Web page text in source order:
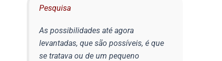
Pesquisa
As possibilidades até agora
levantadas, que são possíveis, é que
se tratava ou de um pequeno